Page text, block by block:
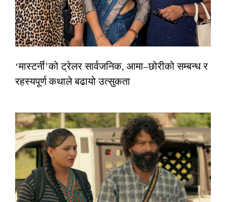
‘मास्टर्नी’को ट्रेलर सार्वजनिक, आमा–छोरीको सम्बन्ध र
रहस्यपूर्ण कथाले बढायो उत्सुकता